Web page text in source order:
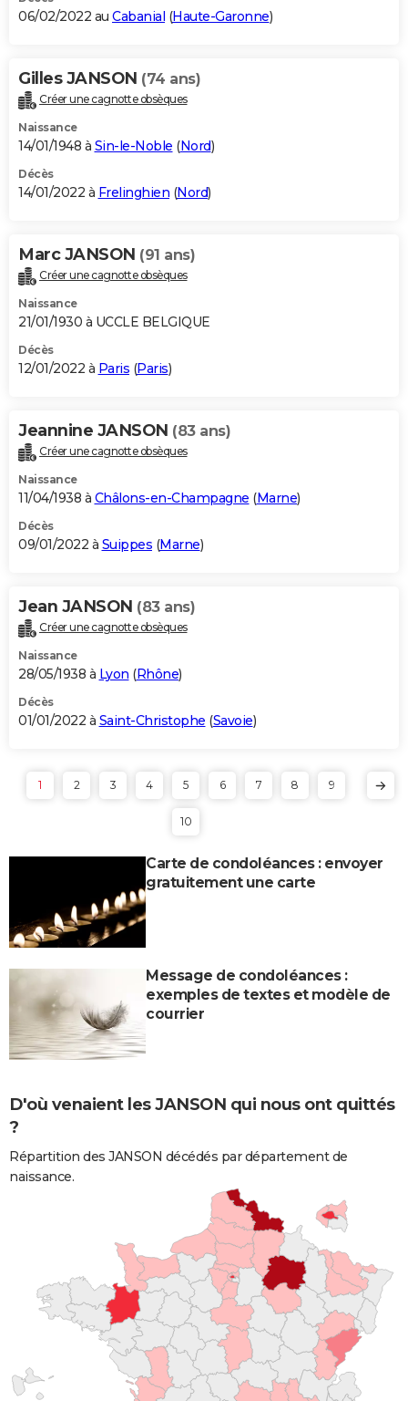
06/02/2022 au Cabanial (Haute-Garonne)
Gilles JANSON (74 ans)
Créer une cagnotte obsèques
Naissance
14/01/1948 à Sin-le-Noble (Nord)
Décès
14/01/2022 à Frelinghien (Nord)
Marc JANSON (91 ans)
Créer une cagnotte obsèques
Naissance
21/01/1930 à UCCLE BELGIQUE
Décès
12/01/2022 à Paris (Paris)
Jeannine JANSON (83 ans)
Créer une cagnotte obsèques
Naissance
11/04/1938 à Châlons-en-Champagne (Marne)
Décès
09/01/2022 à Suippes (Marne)
Jean JANSON (83 ans)
Créer une cagnotte obsèques
Naissance
28/05/1938 à Lyon (Rhône)
Décès
01/01/2022 à Saint-Christophe (Savoie)
1 2 3 4 5 6 7 8 9
10
Carte de condoléances : envoyer
gratuitement une carte
Message de condoléances :
exemples de textes et modèle de
courrier
D'où venaient les JANSON qui nous ont quittés
?
Répartition des JANSON décédés par département de
naissance.